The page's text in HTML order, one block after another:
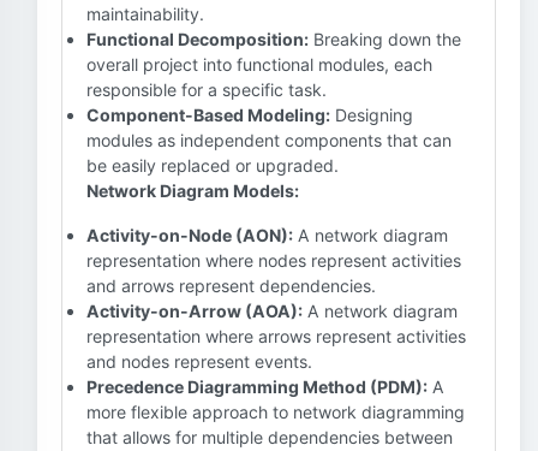
maintainability.
Functional Decomposition: Breaking down the
overall project into functional modules, each
responsible for a specific task.
Component-Based Modeling: Designing
modules as independent components that can
be easily replaced or upgraded.
Network Diagram Models:
Activity-on-Node (AON): A network diagram
representation where nodes represent activities
and arrows represent dependencies.
Activity-on-Arrow (AOA): A network diagram
representation where arrows represent activities
and nodes represent events.
Precedence Diagramming Method (PDM): A
more flexible approach to network diagramming
that allows for multiple dependencies between